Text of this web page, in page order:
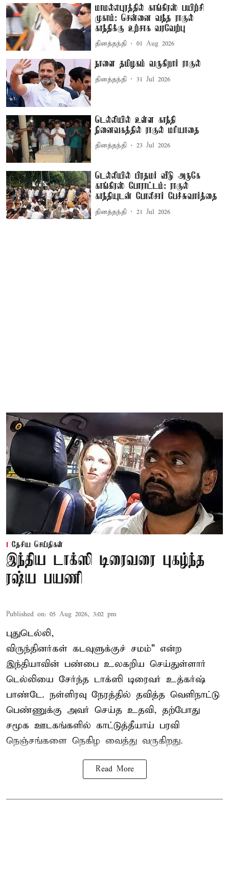
மாமல்லபுரத்தில் காங்கிரஸ் பயிற்சி
முகாம்: சென்னை வந்த ராகுல்
காந்திக்கு உற்சாக வரவேற்பு
தினத்தந்தி 01 Aug 2026
நாளை தமிழகம் வருகிறார் ராகுல்
தினத்தந்தி 31 Jul 2026
டெல்லியில் உள்ள காந்தி
நினைவகத்தில் ராகுல் மரியாதை
தினத்தந்தி 23 Jul 2026
டெல்லியில் பிரதமர் வீடு அருகே
காங்கிரஸ் போராட்டம்: ராகுல்
காந்தியுடன் போலீசார் பேச்சுவார்த்தை
தினத்தந்தி 21 Jul 2026
தேசிய செய்திகள்
இந்திய டாக்ஸி டிரைவரை புகழ்ந்த
ரஷ்ய பயணி
Published on: 05 Aug 2026, 3:02 pm
புதுடெல்லி,
விருந்தினர்கள் கடவுளுக்குச் சமம்" என்ற
இந்தியாவின் பண்பை உலகறிய செய்துள்ளார்
டெல்லியை சேர்ந்த டாக்ஸி டிரைவர் உத்கர்ஷ்
பாண்டே. நள்ளிரவு நேரத்தில் தவித்த வெளிநாட்டு
பெண்ணுக்கு அவர் செய்த உதவி, தற்போது
சமூக ஊடகங்களில் காட்டுத்தீயாய் பரவி
நெஞ்சங்களை நெகிழ வைத்து வருகிறது.
Read More